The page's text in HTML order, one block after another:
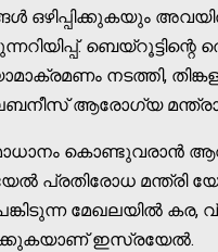
ഒഴിപ്പിക്കുകയും
ബെയ്റൂട്ടിന്റെ
നടത്തി,
ലബനീസ് ആരോഗ്യ
കൊണ്ടുവരാന്‍
പ്രതിരോധ മന്ത്രി
മേഖലയില്‍
ഇസ്രയേല്‍.